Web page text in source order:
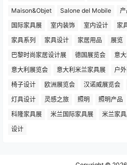
Maison&Objet
Salone del Mobile
国际家具展
室内装饰 室内设计 家
家具系列
家具设计 家居用品 展览
巴黎时尚家居设计展
德国展览会 意
意大利展览会
意大利米兰家具展 户
椅子设计
欧洲展览会 汉诺威展览会
灯具设计
灵感之旅 照明 照明产品
科隆家具展
米兰国际家具展 米兰家
设计